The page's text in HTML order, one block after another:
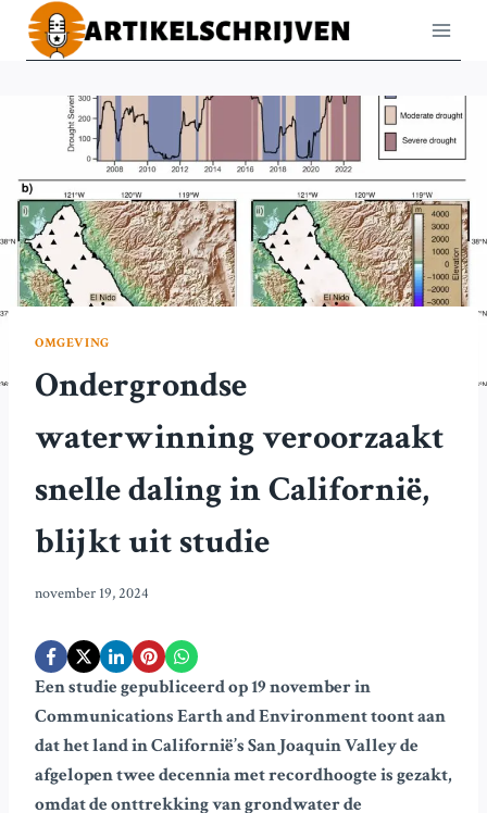
Doorgaan
naar
OMGEVING
Ondergrondse
waterwinning veroorzaakt
snelle daling in Californië,
blijkt uit studie
november 19, 2024
Een studie gepubliceerd op 19 november in
Communications Earth and Environment toont aan
dat het land in Californië’s San Joaquin Valley de
afgelopen twee decennia met recordhoogte is gezakt,
omdat de onttrekking van grondwater de